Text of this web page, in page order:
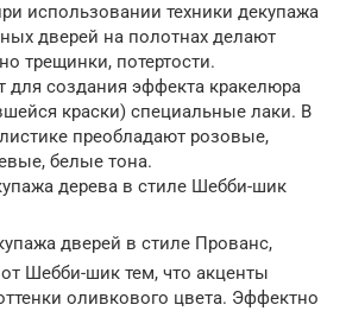
использовании техники декупажа
дверей на полотнах делают
трещинки, потертости.
для создания эффекта кракелюра
краски) специальные лаки. В
преобладают розовые,
белые тона.
дерева в стиле Шебби-шик
дверей в стиле Прованс,
от Шебби-шик тем, что акценты
оливкового цвета. Эффектно